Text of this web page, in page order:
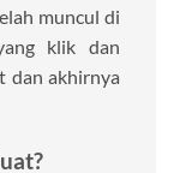
muncul di
klik dan
dan akhirnya